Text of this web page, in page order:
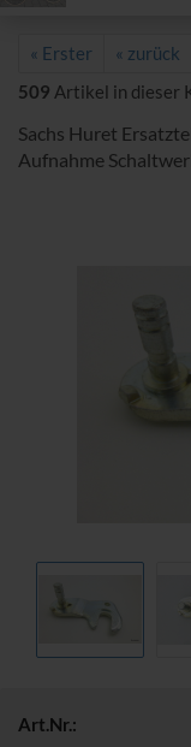
« Erster « zurück
509 Artikel in dieser
Sachs Huret
Aufnahme
Art.Nr.: